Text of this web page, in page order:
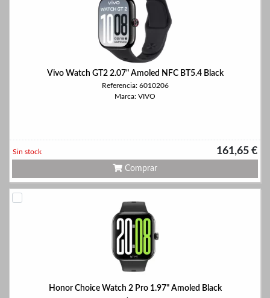
Vivo Watch GT2 2.07" Amoled NFC BT5.4 Black
Referencia: 6010206
Marca: VIVO
161,65 €
Sin stock
Comprar
Honor Choice Watch 2 Pro 1.97" Amoled Black